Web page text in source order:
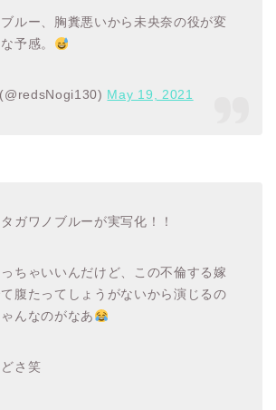
ルー、胸糞悪いから未央奈の役が変
予感。
May 19, 2021
ガワノブルーが実写化！！
ちゃいいんだけど、この不倫する嫁
腹たってしょうがないから演じるの
んなのがなあ
さ笑